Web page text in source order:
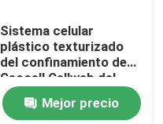
Sistema celular
plástico texturizado
del confinamiento de
Geocell Cellweb del
HDPE para la
construcción de
Mejor precio